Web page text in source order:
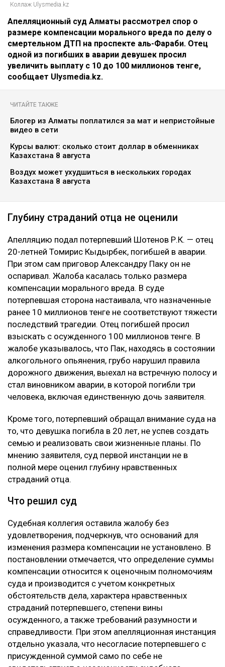
Коллаж Ulysmedia.kz
Апелляционный суд Алматы рассмотрел спор о
размере компенсации морального вреда по делу о
смертельном ДТП на проспекте аль-Фараби. Отец
одной из погибших в аварии девушек просил
увеличить выплату с 10 до 100 миллионов тенге,
сообщает Ulysmedia.kz.
ЧИТАЙТЕ ТАКЖЕ
Блогер из Алматы поплатился за мат и непристойные
видео в сети
Курсы валют: сколько стоит доллар в обменниках
Казахстана 8 августа
Воздух может ухудшиться в нескольких городах
Казахстана 8 августа
Глубину страданий отца не оценили
Апелляцию подал потерпевший Шотенов Р.К. — отец
20-летней Томирис Кыдырбек, погибшей в аварии.
При этом сам приговор Александру Паку он не
оспаривал. Жалоба касалась только размера
компенсации морального вреда. В суде
потерпевшая сторона настаивала, что назначенные
ранее 10 миллионов тенге не соответствуют тяжести
последствий трагедии. Отец погибшей просил
взыскать с осужденного 100 миллионов тенге. В
жалобе указывалось, что Пак, находясь в состоянии
алкогольного опьянения, грубо нарушил правила
дорожного движения, выехал на встречную полосу и
стал виновником аварии, в которой погибли три
человека, включая единственную дочь заявителя.
Кроме того, потерпевший обращал внимание суда на
то, что девушка погибла в 20 лет, не успев создать
семью и реализовать свои жизненные планы. По
мнению заявителя, суд первой инстанции не в
полной мере оценил глубину нравственных
страданий отца.
Что решил суд
Судебная коллегия оставила жалобу без
удовлетворения, подчеркнув, что оснований для
изменения размера компенсации не установлено. В
постановлении отмечается, что определение суммы
компенсации относится к оценочным полномочиям
суда и производится с учетом конкретных
обстоятельств дела, характера нравственных
страданий потерпевшего, степени вины
осужденного, а также требований разумности и
справедливости. При этом апелляционная инстанция
отдельно указала, что несогласие потерпевшего с
присужденной суммой само по себе не